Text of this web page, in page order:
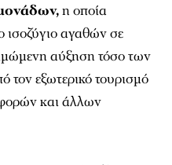
η οποία
ισοζύγιο αγαθών σε
αύξηση τόσο των
εξωτερικό τουρισμό
και άλλων